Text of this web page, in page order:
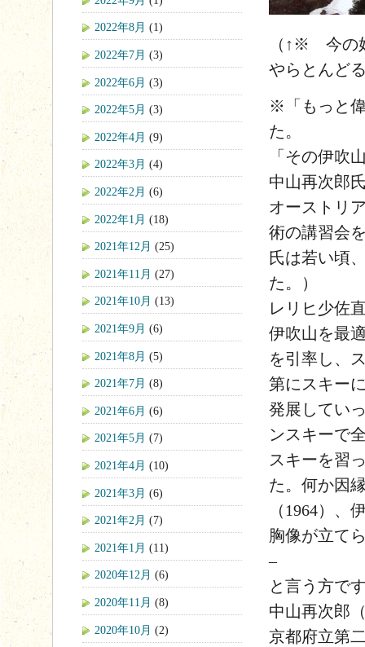
（↑※ 今の
やらとんど
※「もっと
た。
「その伊吹
中山再次郎
オーストリ
術の講習会
氏は若い頃
た。）
レリヒ少佐
伊吹山を最
を引率し、
第にスキー
発展してい
ンスキーで
スキーを習
た。何か因
（1964）
胸像が立て
–
と言う方で
中山再次郎
京都府立第
2022年8月 (1)
2022年7月 (3)
2022年6月 (3)
2022年5月 (3)
2022年4月 (9)
2022年3月 (4)
2022年2月 (6)
2022年1月 (18)
2021年12月 (25)
2021年11月 (27)
2021年10月 (13)
2021年9月 (6)
2021年8月 (5)
2021年7月 (8)
2021年6月 (6)
2021年5月 (7)
2021年4月 (10)
2021年3月 (6)
2021年2月 (7)
2021年1月 (11)
2020年12月 (6)
2020年11月 (8)
2020年10月 (2)